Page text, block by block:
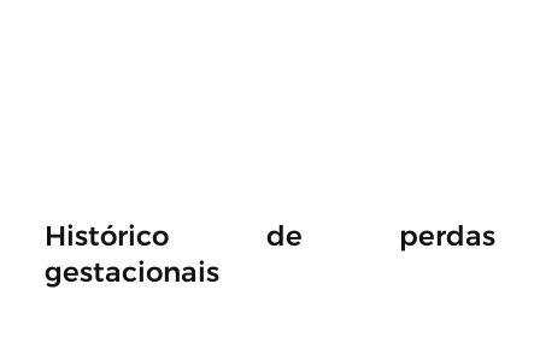
Histórico de perdas
gestacionais